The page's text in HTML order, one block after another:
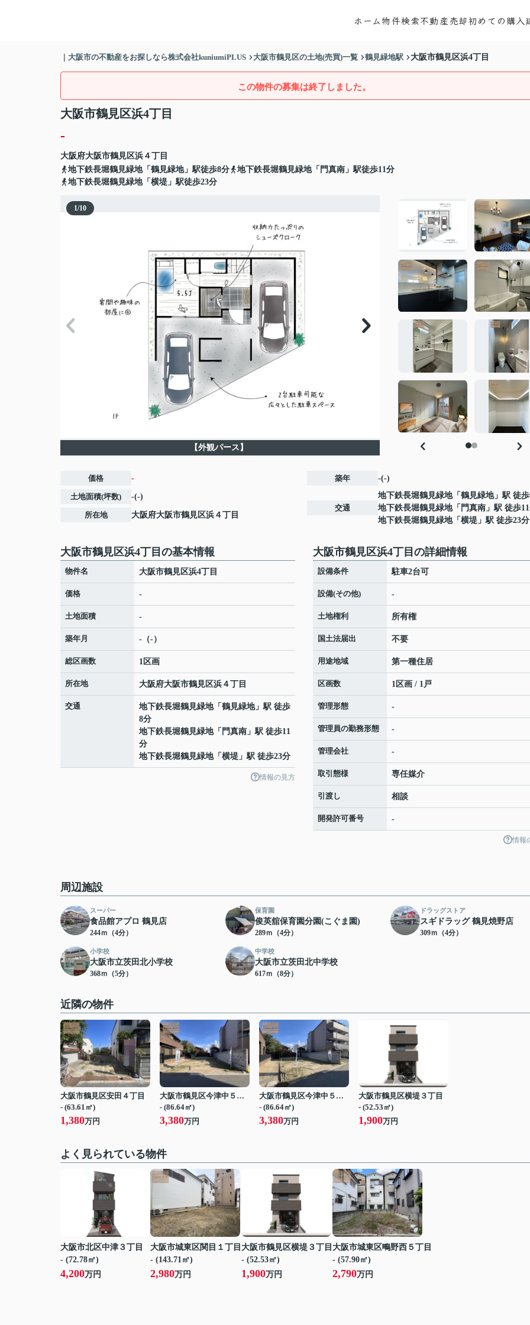
ホーム物件検索不動産売却初めての購入
｜大阪市の不動産をお探しなら株式会社kuniumiPLUS 大阪市鶴見区の土地(売買)一覧 鶴見緑地駅 大阪市鶴見区浜4丁目
この物件の募集は終了しました。
大阪市鶴見区浜4丁目
-
大阪府大阪市鶴見区浜 ４丁目
地下鉄長堀鶴見緑地「鶴見緑地」駅徒歩8分
地下鉄長堀鶴見緑地「門真南」駅徒歩11分
地下鉄長堀鶴見緑地「横堤」駅徒歩23分
1/10
【外観パース】
価格 -
土地面積(坪数) -(-)
所在地 大阪府大阪市鶴見区浜 ４丁目
築年 -(-)
交通
地下鉄長堀鶴見緑地「 鶴見緑地」駅 徒
地下鉄長堀鶴見緑地「 門真南 」駅 徒歩
地下鉄長堀鶴見緑地「 横堤 」駅 徒歩23分
大阪市鶴見区浜4丁目の基本情報
物件名 大阪市鶴見区浜4丁目
価格 -
土地面積 -
築年月 -（-）
総区画数 1区画
所在地 大阪府大阪市鶴見区浜 ４丁目
交通 地下鉄長堀鶴見緑地「 鶴見緑地」駅 徒歩
8分
地下鉄長堀鶴見緑地「 門真南 」駅 徒歩11
分
地下鉄長堀鶴見緑地「 横堤 」駅 徒歩23分
情報の見方
大阪市鶴見区浜4丁目の詳細情報
設備条件 駐車2台可
設備(その他) -
土地権利 所有権
国土法届出 不要
用途地域 第一種住居
区画数 1区画 / 1戸
管理形態 -
管理員の勤務形態 -
管理会社 -
取引態様 専任媒介
引渡し 相談
開発許可番号 -
情報
周辺施設
スーパー
食品館アプロ 鶴見店
244ｍ（4分）
保育園
俊英舘保育園分園(こぐま園)
289ｍ（4分）
ドラッグストア
スギドラッグ 鶴見焼野店
309ｍ（4分）
小学校
大阪市立茨田北小学校
368ｍ（5分）
中学校
大阪市立茨田北中学校
617ｍ（8分）
近隣の物件
大阪市鶴見区安田４丁目
- (63.61㎡)
1,380万円
大阪市鶴見区今津中５丁目
- (86.64㎡)
3,380万円
大阪市鶴見区今津中５丁目
- (86.64㎡)
3,380万円
大阪市鶴見区横堤３丁目
- (52.53㎡)
1,900万円
よく見られている物件
大阪市北区中津３丁目
- (72.78㎡)
4,200万円
大阪市城東区関目１丁目
- (143.71㎡)
2,980万円
大阪市鶴見区横堤３丁目
- (52.53㎡)
1,900万円
大阪市城東区鴫野西５丁目
- (57.90㎡)
2,790万円